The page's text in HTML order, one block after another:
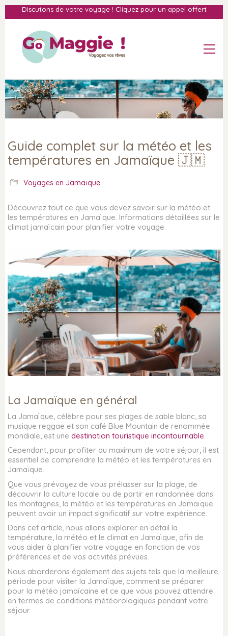
Discutons de votre voyage ! Cliquez pour un appel offert
Guide complet sur la météo et les
températures en Jamaïque 🇯🇲
Voyages en Jamaïque
Découvrez tout ce que vous devez savoir sur la météo et
les températures en Jamaïque. Informations détaillées sur le
climat jamaïcain pour planifier votre voyage.
La Jamaïque en général
La Jamaïque, célèbre pour ses plages de sable blanc, sa
musique reggae et son café Blue Mountain de renommée
mondiale, est une destination touristique incontournable.
Cependant, pour profiter au maximum de votre séjour, il est
essentiel de comprendre la météo et les températures en
Jamaïque.
Que vous prévoyez de vous prélasser sur la plage, de
découvrir la culture locale ou de partir en randonnée dans
les montagnes, la météo et les températures en Jamaïque
peuvent avoir un impact significatif sur votre expérience.
Dans cet article, nous allons explorer en détail la
température, la météo et le climat en Jamaïque, afin de
vous aider à planifier votre voyage en fonction de vos
préférences et de vos activités prévues.
Nous aborderons également des sujets tels que la meilleure
période pour visiter la Jamaïque, comment se préparer
pour la météo jamaïcaine et ce que vous pouvez attendre
en termes de conditions météorologiques pendant votre
séjour.